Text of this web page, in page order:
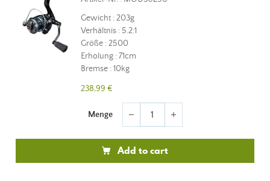
Gewicht : 203g
Verhältnis : 5.2:1
Größe : 2500
Erholung : 71cm
Bremse : 10kg
238,99 €
Menge remove add
Add to cart